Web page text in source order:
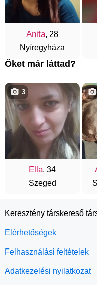
Anita, 28
Nyíregyháza
Őket már láttad?
Ella, 34
Szeged
3
Keresztény társkereső
Elérhetőségek
Felhasználási feltételek
Adatkezelési nyilatkozat